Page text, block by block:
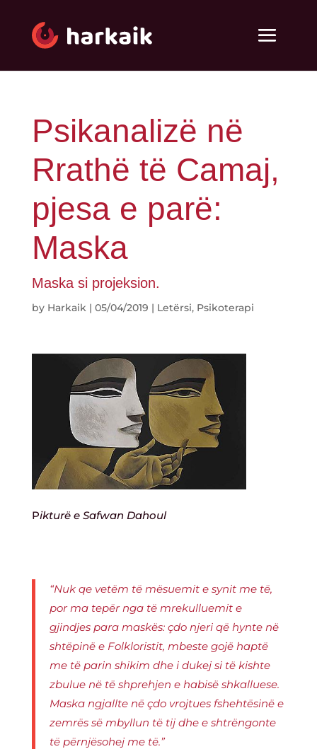
Psikanalizë në
Rrathë të Camaj,
pjesa e parë:
Maska
Maska si projeksion.
by Harkaik| 05/04/2019 | Letërsi, Psikoterapi
Pikturë e Safwan Dahoul
“Nuk qe vetëm të mësuemit e synit me të,
por ma tepër nga të mrekulluemit e
gjindjes para maskës: çdo njeri që hynte në
shtëpinë e Folkloristit, mbeste gojë haptë
me të parin shikim dhe i dukej si të kishte
zbulue në të shprehjen e habisë shkalluese.
Maska ngjallte në çdo vrojtues fshehtësinë e
zemrës së mbyllun të tij dhe e shtrëngonte
të përnjësohej me të.”